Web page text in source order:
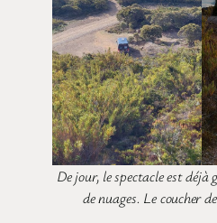
De jour, le spectacle est déjà
de nuages. Le coucher